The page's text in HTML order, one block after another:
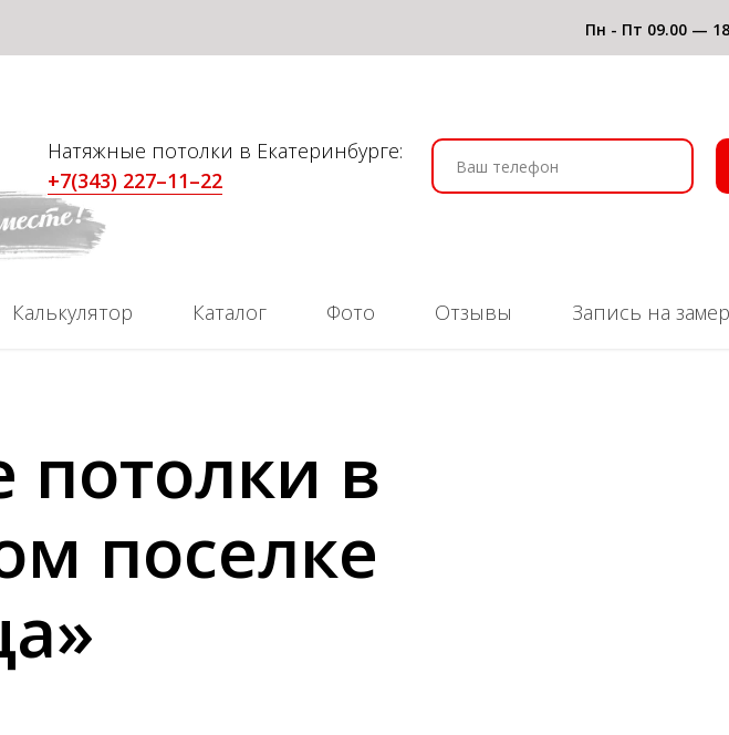
Пн - Пт 09.00 —
Натяжные потолки в Екатеринбурге:
+7(343) 227–11–22
Калькулятор Каталог Фото Отзывы Запись на замер
в
поселке